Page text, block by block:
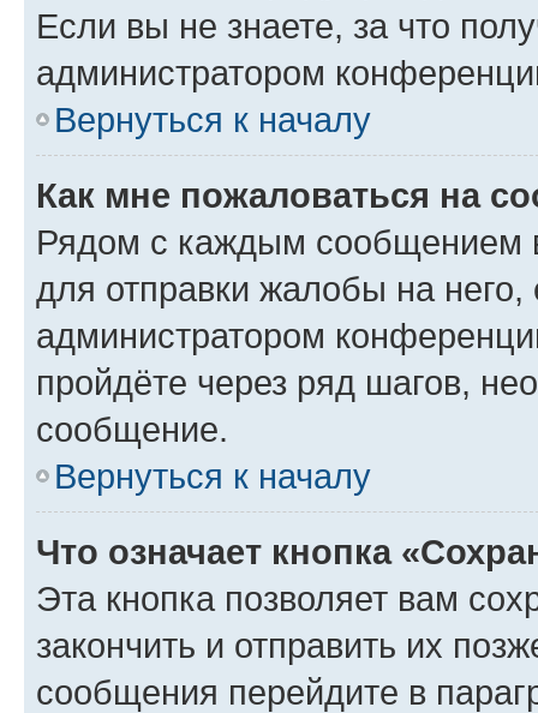
Если вы не знаете, за что
администратором
Вернуться к началу
Как мне пожаловаться на
Рядом с каждым сообщением
для отправки жалобы на
администратором
пройдёте через ряд шагов,
сообщение.
Вернуться к началу
Что означает кнопка
Эта кнопка позволяет вам
закончить и отправить их
сообщения перейдите в